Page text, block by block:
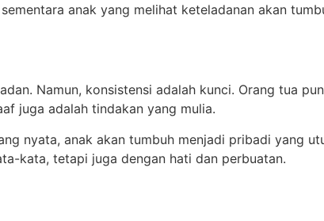
anak yang melihat keteladanan akan
Namun, konsistensi adalah kunci. Orang tua
juga adalah tindakan yang mulia.
nyata, anak akan tumbuh menjadi pribadi yang
kata, tetapi juga dengan hati dan perbuatan.